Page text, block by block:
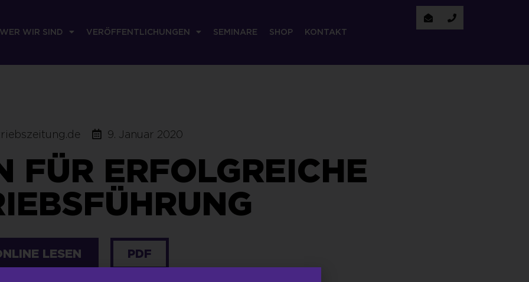
WER WIR SIND VERÖFFENTLICHUNGEN SEMINARE SHOP KONTAKT
9. Januar 2020
FÜR ERFOLGREICHE
LESEN PDF